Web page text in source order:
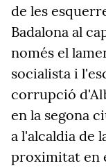
de les
Badalona al
només el
socialista i
corrupció
en la segona
a l'alcaldia de
proximitat en